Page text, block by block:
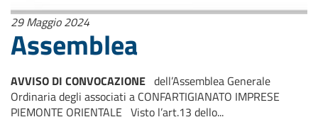
29 Maggio 2024
Assemblea
AVVISO DI CONVOCAZIONE dell’Assemblea Generale
Ordinaria degli associati a CONFARTIGIANATO IMPRESE
PIEMONTE ORIENTALE Visto l’art.13 dello...